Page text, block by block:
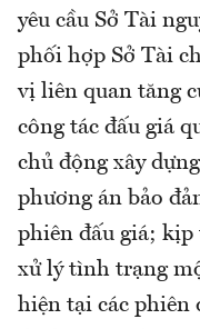
yêu cầu Sở Tài
phối hợp Sở Tài
vị liên quan tăng
công tác đấu giá
chủ động xây
phương án bảo
phiên đấu giá;
xử lý tình trạng
hiện tại các phiên